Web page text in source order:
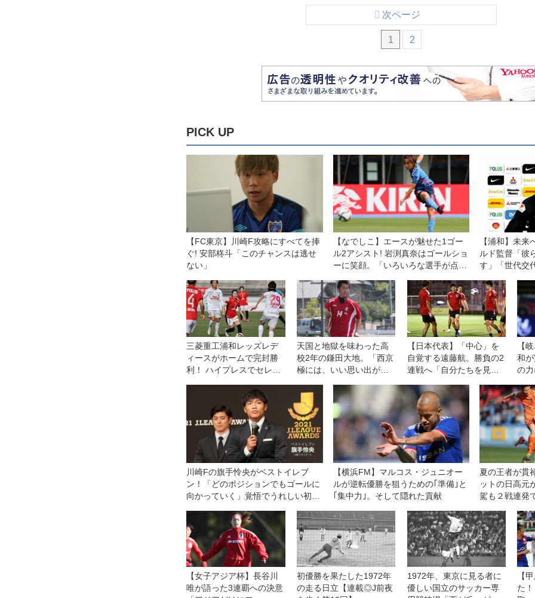
1 2
次ページ
PICK UP
【FC東京】川崎F攻略にすべてを捧
ぐ! 安部柊斗「このチャンスは逃せ
ない」
【なでしこ】エースが魅せた1ゴー
ル2アシスト! 岩渕真奈はゴールショ
ーに笑顔。「いろいろな選手が点を
【浦和】未来
ルド監督「彼
す」「世代交
三菱重工浦和レッズレデ
ィースがホームで完封勝
利！ ハイプレスでセレッ
スを攻守に圧倒◎WEリー
グ第11節
天国と地獄を味わった高
校2年の鎌田大地。「西京
極には、いい思い出がま
ピソード2】
【日本代表】「中心」を
自覚する遠藤航。勝負の2
連戦へ「自分たちを見せ
【
和
の力
川崎Fの旗手怜央がベストイレブ
ン！「どのポジションでもゴールに
向かっていく」覚悟でうれしい初受
【横浜FM】マルコス・ジュニオー
ルが逆転優勝を狙うための｢準備｣と
｢集中力｣。そして隠れた貢献
夏の王者が貫
ットの日高元
駕も２戦連発
【女子アジア杯】長谷川
唯が語った3連覇への決意
初優勝を果たした1972年
の走る日立【連載◎J前夜
1972年、東京に見る者に
優しい国立のサッカー専
【
た